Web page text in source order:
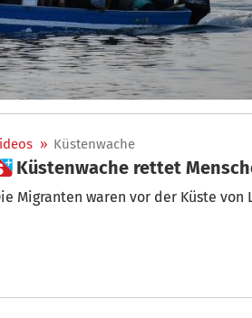
» Küstenwache
 Küstenwache rettet
Migranten waren vor der Küste von